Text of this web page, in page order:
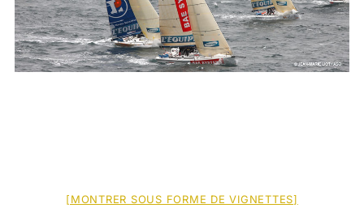
[MONTRER SOUS FORME DE VIGNETTES]